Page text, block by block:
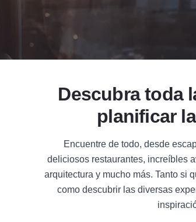
Descubra toda
planificar
Encuentre de todo, desde
deliciosos restaurantes, increíbles
arquitectura y mucho más. Tanto si
como descubrir las diversas